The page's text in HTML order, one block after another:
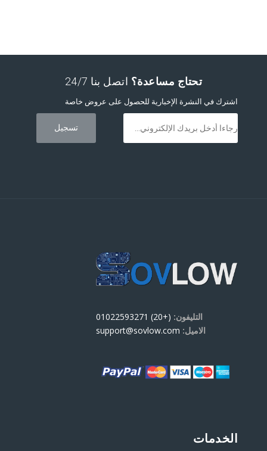
تحتاج مساعدة؟ اتصل بنا 24/7
اشترك في النشرة الإخبارية للحصول على عروض خاصة
التليفون: (+20) 01022593271
الاميل: support@sovlow.com
الخدمات